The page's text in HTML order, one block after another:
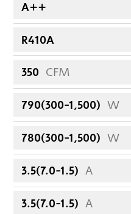
A++
R410A
350 CFM
790(300-1,500) W
780(300-1,500) W
3.5(7.0-1.5) A
3.5(7.0-1.5) A